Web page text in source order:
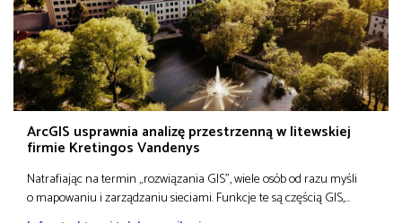
ArcGIS usprawnia analizę przestrzenną w litewskiej
firmie Kretingos Vandenys
Natrafiając na termin „rozwiązania GIS”, wiele osób od razu myśli
o mapowaniu i zarządzaniu sieciami. Funkcje te są częścią GIS,…